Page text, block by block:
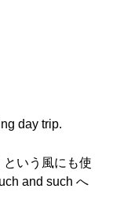
day trip.
いう風にも使
and such へ